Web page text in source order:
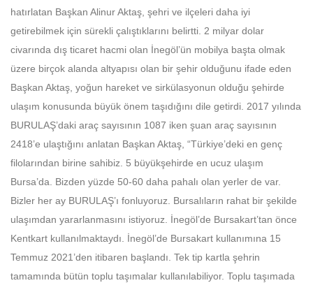
hatırlatan Başkan Alinur Aktaş, şehri ve ilçeleri daha iyi
getirebilmek için sürekli çalıştıklarını belirtti. 2 milyar dolar
civarında dış ticaret hacmi olan İnegöl’ün mobilya başta olmak
üzere birçok alanda altyapısı olan bir şehir olduğunu ifade eden
Başkan Aktaş, yoğun hareket ve sirkülasyonun olduğu şehirde
ulaşım konusunda büyük önem taşıdığını dile getirdi. 2017 yılında
BURULAŞ’daki araç sayısının 1087 iken şuan araç sayısının
2418’e ulaştığını anlatan Başkan Aktaş, “Türkiye’deki en genç
filolarından birine sahibiz. 5 büyükşehirde en ucuz ulaşım
Bursa’da. Bizden yüzde 50-60 daha pahalı olan yerler de var.
Bizler her ay BURULAŞ’ı fonluyoruz. Bursalıların rahat bir şekilde
ulaşımdan yararlanmasını istiyoruz. İnegöl’de Bursakart’tan önce
Kentkart kullanılmaktaydı. İnegöl’de Bursakart kullanımına 15
Temmuz 2021’den itibaren başlandı. Tek tip kartla şehrin
tamamında bütün toplu taşımalar kullanılabiliyor. Toplu taşımada